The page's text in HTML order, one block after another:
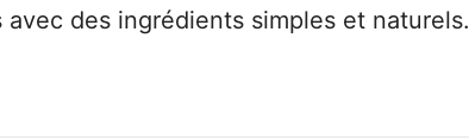
des ingrédients simples et naturels.